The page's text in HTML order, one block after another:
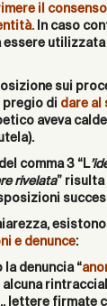
il
In caso
utilizzata
sui
pregio di dare al
aveva
comma 3 “L
rivelata” risulta
e denunce:
la denuncia “
alcuna
lettere firmate